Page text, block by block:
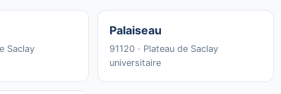
Saclay
Palaiseau
91120 · Plateau de Saclay
universitaire